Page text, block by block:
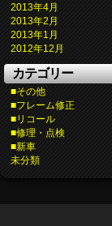
2013年4月
2013年2月
2013年1月
2012年12月
カテゴリー
■その他
■フレーム修正
■リコール
■修理・点検
■新車
未分類